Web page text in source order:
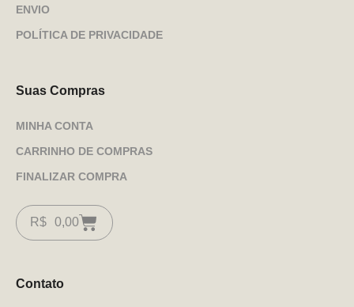
ENVIO
POLÍTICA DE PRIVACIDADE
Suas Compras
MINHA CONTA
CARRINHO DE COMPRAS
FINALIZAR COMPRA
R$ 0,00
Contato